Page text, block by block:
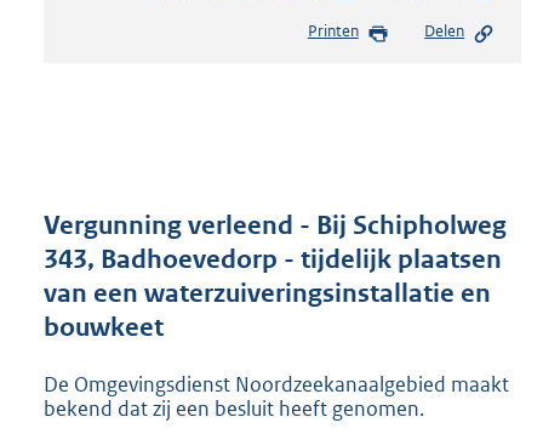
s
r
o
t
2
1
Printen Delen
Vergunning verleend - Bij Schipholweg
343, Badhoevedorp - tijdelijk plaatsen
van een waterzuiveringsinstallatie en
bouwkeet
De Omgevingsdienst Noordzeekanaalgebied maakt
bekend dat zij een besluit heeft genomen.